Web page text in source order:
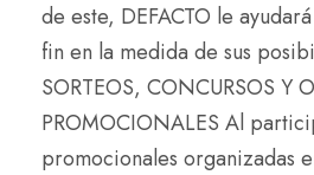
de este, DEFACTO le
fin en la medida de sus
SORTEOS, CONCURSOS Y
PROMOCIONALES Al
promocionales organizadas